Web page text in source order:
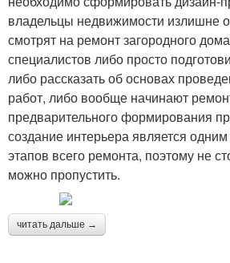
владельцы недвижимости излишне
смотрят на ремонт загородного
специалистов либо просто
либо рассказать об основах
работ, либо вообще начинают
предварительного формирования
создание интерьера является
этапов всего ремонта, поэтому не
можно пропустить.
читать дальше →